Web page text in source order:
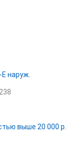
выше 20 000 р.